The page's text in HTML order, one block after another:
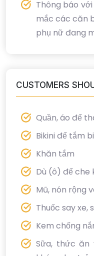
Thông báo
mắc các căn
phụ nữ đang
CUSTOMERS
Quần, áo để
Bikini để tắm
Khăn tắm
Dù (ô) để che
Mũ, nón rộng
Thuốc say xe,
Kem chống
Sữa, thức ăn